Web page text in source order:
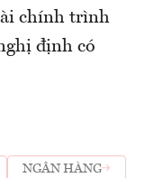
chính trình
định có
NGÂN HÀNG